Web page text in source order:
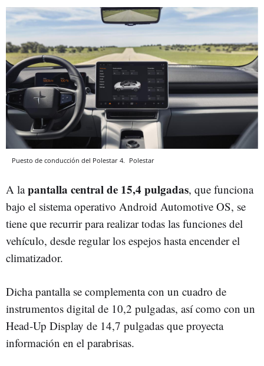
Puesto de conducción del Polestar 4. Polestar
A lapantalla central de 15,4 pulgadas, que funciona
bajo el sistema operativo Android Automotive OS, se
tiene que recurrir para realizar todas las funciones del
vehículo, desde regular los espejos hasta encender el
climatizador.
Dicha pantalla se complementa con un cuadro de
instrumentos digital de 10,2 pulgadas, así como con un
Head-Up Display de 14,7 pulgadas que proyecta
información en el parabrisas.